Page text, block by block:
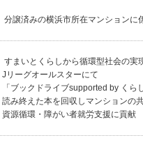
分譲済みの横浜市所在マンションに
すまいとくらしから循環型社会の実
Jリーグオールスターにて
「ブックドライブsupported by くら
読み終えた本を回収しマンションの
資源循環・障がい者就労支援に貢献